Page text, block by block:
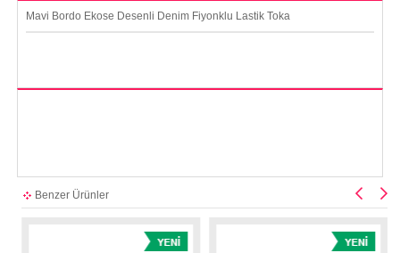
Mavi Bordo Ekose Desenli Denim Fiyonklu Lastik Toka
Benzer Ürünler